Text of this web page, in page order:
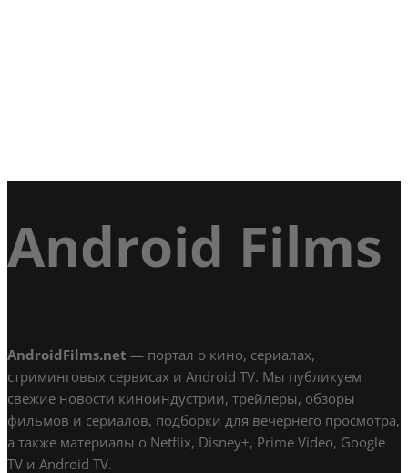
Android Films
AndroidFilms.net — портал о кино, сериалах,
стриминговых сервисах и Android TV. Мы публикуем
свежие новости киноиндустрии, трейлеры, обзоры
фильмов и сериалов, подборки для вечернего просмотра,
а также материалы о Netflix, Disney+, Prime Video, Google
TV и Android TV.